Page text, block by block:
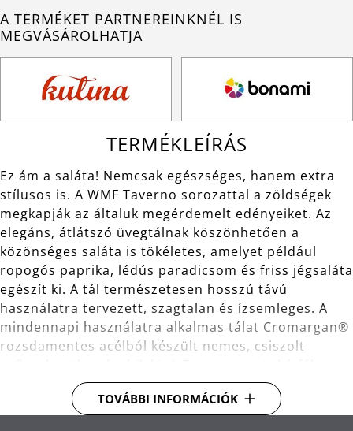
A TERMÉKET PARTNEREINKNÉL IS
MEGVÁSÁROLHATJA
TERMÉKLEÍRÁS
Ez ám a saláta! Nemcsak egészséges, hanem extra
stílusos is. A WMF Taverno sorozattal a zöldségek
megkapják az általuk megérdemelt edényeiket. Az
elegáns, átlátszó üvegtálnak köszönhetően a
közönséges saláta is tökéletes, amelyet például
ropogós paprika, lédús paradicsom és friss jégsaláta
egészít ki. A tál természetesen hosszú távú
használatra tervezett, szagtalan és ízsemleges. A
mindennapi használatra alkalmas tálat Cromargan®
rozsdamentes acélból készült nemes, csiszolt
méretben kapható, időtálló kialakításával
tökéletesen kiegészíti mindenféle konyhai
TOVÁBBI INFORMÁCIÓK